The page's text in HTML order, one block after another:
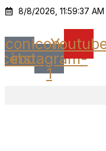
Ir
o
conteúdo
8/8/2026, 11:59:37 AM
Icon-Icon-
instagram-
1